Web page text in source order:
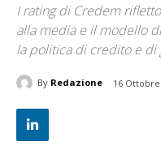
I rating di Credem
alla media e il modello
la politica di credito e di
By Redazione 16 Ottobre